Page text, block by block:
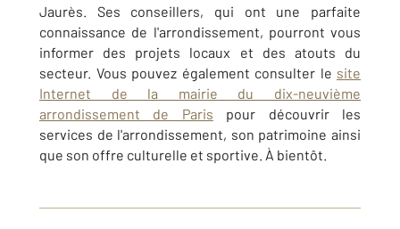
Jaurès. Ses conseillers, qui ont une parfaite
connaissance de l'arrondissement, pourront vous
informer des projets locaux et des atouts du
secteur. Vous pouvez également consulter le site
Internet de la mairie du dix-neuvième
arrondissement de Paris pour découvrir les
services de l'arrondissement, son patrimoine ainsi
que son offre culturelle et sportive. À bientôt.